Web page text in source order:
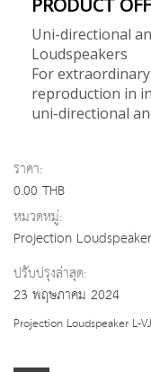
PRODUCT
Uni-directional
Loudspeakers
For
reproduction in
uni-directional
ราคา:
0.00 THB
หมวดหมู่:
Projection Loudspeaker
ปรับปรุงล่าสุด:
23 พฤษภาคม 2024
Projection Loudspeaker L-